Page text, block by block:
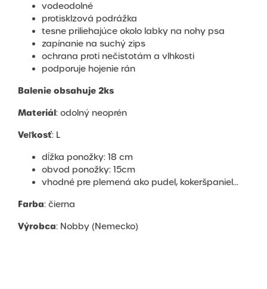
vodeodolné
protisklzová podrážka
tesne priliehajúce okolo labky na nohy psa
zapínanie na suchý zips
ochrana proti nečistotám a vlhkosti
podporuje hojenie rán
Balenie obsahuje 2ks
Materiál: odolný neoprén
Veľkosť: L
dĺžka ponožky: 18 cm
obvod ponožky: 15cm
vhodné pre plemená ako pudel, kokeršpaniel...
Farba: čierna
Výrobca: Nobby (Nemecko)